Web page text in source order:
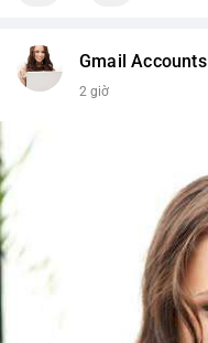
Gmail Accounts
2 giờ